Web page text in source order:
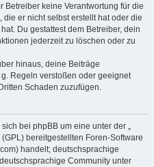
Betreiber keine Verantwortung für die
er nicht selbst erstellt hat oder die
Du gestattest dem Betreiber, dein
jederzeit zu löschen oder zu
hinaus, deine Beiträge
Regeln verstoßen oder geeignet
Schaden zuzufügen.
bei phpBB um eine unter der „
(GPL) bereitgestellten Foren-Software
handelt; deutschsprachige
Community unter